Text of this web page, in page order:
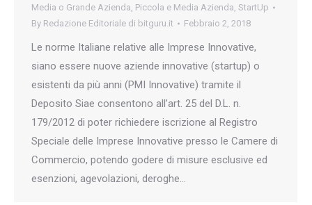
Media o Grande Azienda, Piccola e Media Azienda, StartUp
By Redazione Editoriale di bitguru.it Febbraio 2, 2018
Le norme Italiane relative alle Imprese Innovative,
siano essere nuove aziende innovative (startup) o
esistenti da più anni (PMI Innovative) tramite il
Deposito Siae consentono all’art. 25 del D.L. n.
179/2012 di poter richiedere iscrizione al Registro
Speciale delle Imprese Innovative presso le Camere di
Commercio, potendo godere di misure esclusive ed
esenzioni, agevolazioni, deroghe…